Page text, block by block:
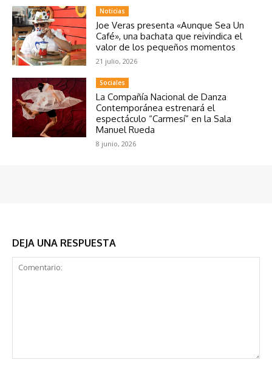
Noticias
Joe Veras presenta «Aunque Sea Un
Café», una bachata que reivindica el
valor de los pequeños momentos
21 julio, 2026
Sociales
La Compañía Nacional de Danza
Contemporánea estrenará el
espectáculo “Carmesí” en la Sala
Manuel Rueda
8 junio, 2026
DEJA UNA RESPUESTA